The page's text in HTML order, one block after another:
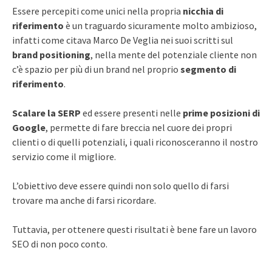
Essere percepiti come unici nella propria nicchia di
riferimento è un traguardo sicuramente molto ambizioso,
infatti come citava Marco De Veglia nei suoi scritti sul
brand positioning, nella mente del potenziale cliente non
c’è spazio per più di un brand nel proprio segmento di
riferimento.
Scalare la SERP ed essere presenti nelle prime posizioni di
Google, permette di fare breccia nel cuore dei propri
clienti o di quelli potenziali, i quali riconosceranno il nostro
servizio come il migliore.
L’obiettivo deve essere quindi non solo quello di farsi
trovare ma anche di farsi ricordare.
Tuttavia, per ottenere questi risultati è bene fare un lavoro
SEO di non poco conto.